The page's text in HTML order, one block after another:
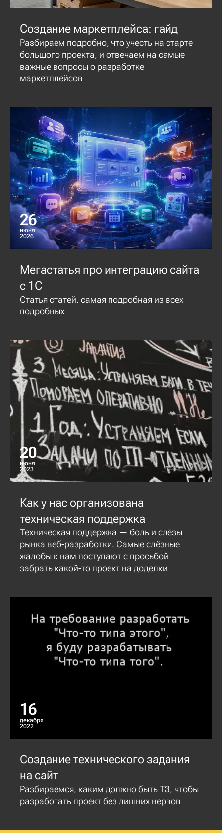
Создание маркетплейса: гайд
Разбираем подробно, что учесть на старте
большого проекта, и отвечаем на самые
важные вопросы о разработке
маркетплейсов
26
июня
2026
Мегастатья про интеграцию сайта
с 1С
Статья статей, самая подробная из всех
подробных
20
июня
2023
Как у нас организована
техническая поддержка
Техническая поддержка — боль и слёзы
рынка веб-разработки. Самые слёзные
жалобы к нам поступают с просьбой
забрать какой-то проект на доделки
16
декабря
2022
Создание технического задания
на сайт
Разбираемся, каким должно быть ТЗ, чтобы
разработать проект без лишних нервов